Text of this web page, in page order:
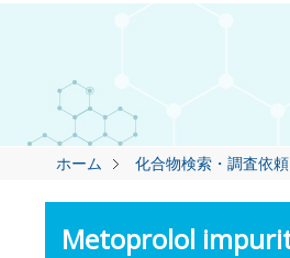
ホーム 化合物検索・調査依
Metoprolol